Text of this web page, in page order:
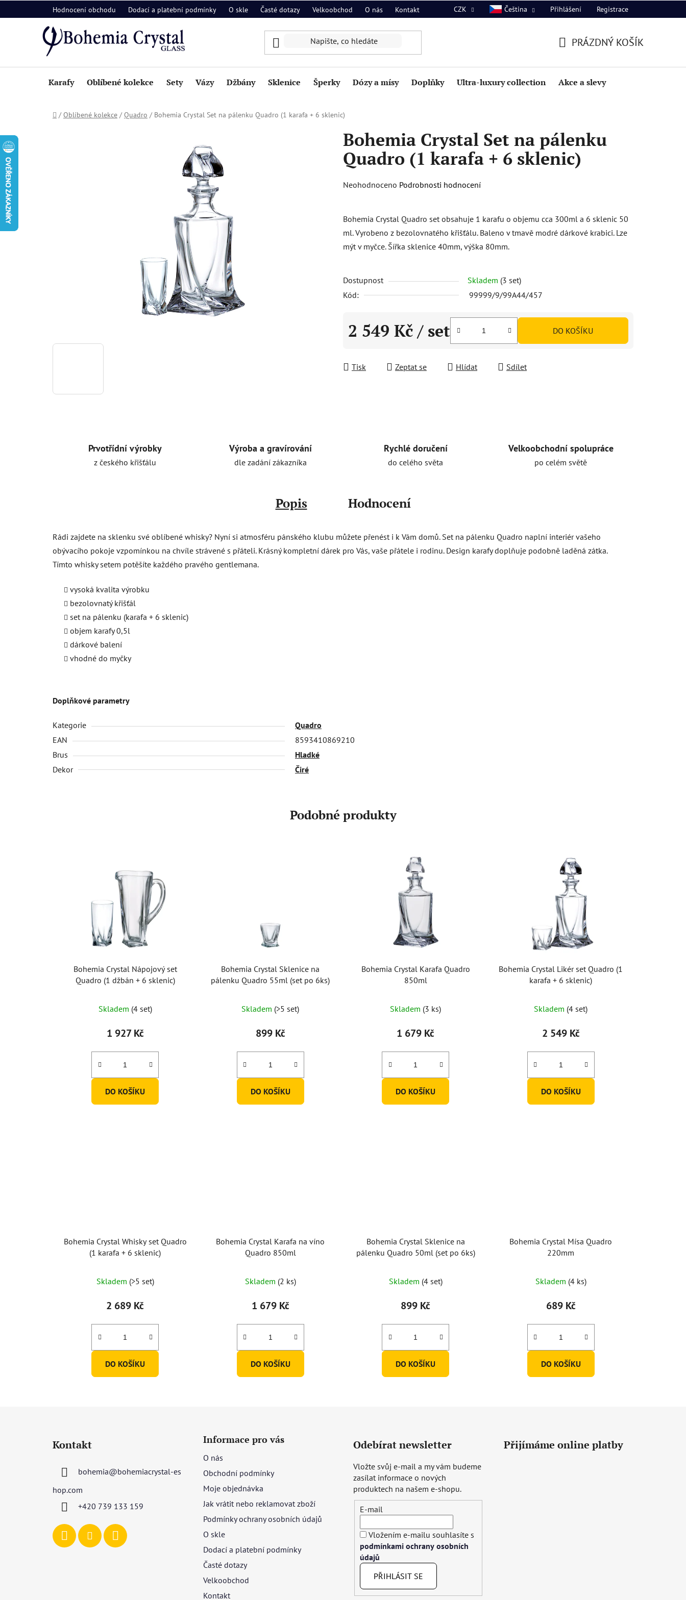
na
Hodnocení obchodu Dodací a platební podmínky O skle Časté dotazy Velkoobchod O nás Kontakt CZK Čeština Přihlášení Registrace
KOŠÍK
PRÁZDNÝ KOŠÍK
Karafy Oblíbené kolekce Sety Vázy Džbány Sklenice Šperky Dózy a mísy Doplňky Ultra-luxury collection Akce a slevy
Domů
/ Oblíbené kolekce / Quadro / Bohemia Crystal Set na pálenku Quadro (1 karafa + 6 sklenic)
Bohemia Crystal Set na pálenku
Quadro (1 karafa + 6 sklenic)
Průměrné
je
0,0
z
hvězdiček.
Neohodnoceno Podrobnosti hodnocení
Bohemia Crystal Quadro set obsahuje 1 karafu o objemu cca 300ml a 6 sklenic 50
ml. Vyrobeno z bezolovnatého křišťálu. Baleno v tmavě modré dárkové krabici. Lze
mýt v myčce. Šířka sklenice 40mm, výška 80mm.
Dostupnost Skladem (3 set)
Kód:
99999/9/99A44/457
2 549 Kč / set DO KOŠÍKU
Tisk Zeptat se Hlídat Sdílet
Prvotřídní výrobky
z českého křišťálu
Výroba a gravírování
dle zadání zákazníka
Rychlé doručení
do celého světa
Velkoobchodní spolupráce
po celém světě
Popis Hodnocení
Rádi zajdete na sklenku své oblíbené whisky? Nyní si atmosféru pánského klubu můžete přenést i k Vám domů. Set na pálenku Quadro naplní interiér vašeho
obývacího pokoje vzpomínkou na chvíle strávené s přáteli. Krásný kompletní dárek pro Vás, vaše přátele i rodinu. Design karafy doplňuje podobně laděná zátka.
Tímto whisky setem potěšíte každého pravého gentlemana.
vysoká kvalita výrobku
bezolovnatý křišťál
set na pálenku (karafa + 6 sklenic)
objem karafy 0,5l
dárkové balení
vhodné do myčky
Doplňkové parametry
Kategorie
Quadro
EAN
8593410869210
Brus
Hladké
Dekor
Čiré
Podobné produkty
Bohemia Crystal Nápojový set
Quadro (1 džbán + 6 sklenic)
hodnocení
produktu
5,0
z
hvězdiček.
Skladem (4 set)
1 927 Kč
DO KOŠÍKU
Bohemia Crystal Sklenice na
pálenku Quadro 55ml (set po 6ks)
hodnocení
produktu
5,0
z
hvězdiček.
Skladem (>5 set)
899 Kč
DO KOŠÍKU
Bohemia Crystal Karafa Quadro
850ml
hodnocení
produktu
5,0
z
hvězdiček.
Skladem (3 ks)
1 679 Kč
DO KOŠÍKU
Bohemia Crystal Likér set Quadro (1
karafa + 6 sklenic)
Skladem (4 set)
2 549 Kč
DO KOŠÍKU
Bohemia Crystal Whisky set Quadro
(1 karafa + 6 sklenic)
Skladem (>5 set)
2 689 Kč
DO KOŠÍKU
Bohemia Crystal Karafa na víno
Quadro 850ml
Skladem (2 ks)
1 679 Kč
DO KOŠÍKU
Bohemia Crystal Sklenice na
pálenku Quadro 50ml (set po 6ks)
Skladem (4 set)
899 Kč
DO KOŠÍKU
Bohemia Crystal Mísa Quadro
220mm
Skladem (4 ks)
689 Kč
DO KOŠÍKU
Kontakt
bohemia@bohemiacrystal-es
hop.com
+420 739 133 159
Informace pro vás
O nás
Obchodní podmínky
Moje objednávka
Jak vrátit nebo reklamovat zboží
Podmínky ochrany osobních údajů
O skle
Dodací a platební podmínky
Časté dotazy
Velkoobchod
Kontakt
Odebírat newsletter
Vložte svůj e-mail a my vám budeme
zasílat informace o nových
produktech na našem e-shopu.
E-mail
Vložením e-mailu souhlasíte s
podmínkami ochrany osobních
údajů
PŘIHLÁSIT SE
Přijímáme online platby